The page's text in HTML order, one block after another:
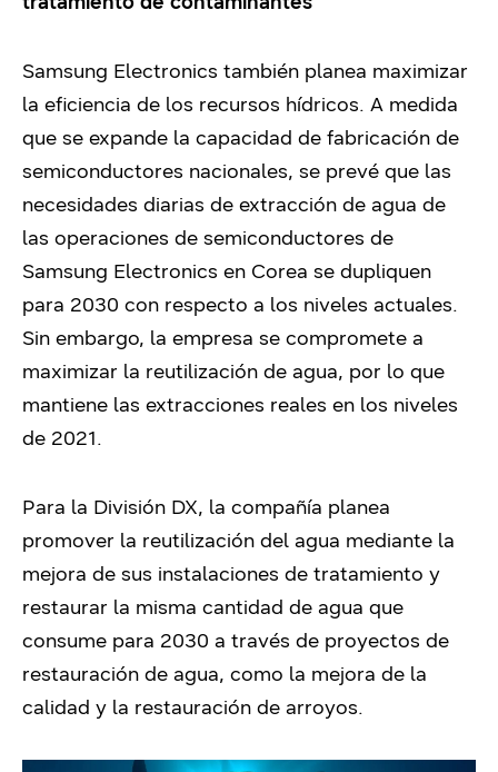
Samsung Electronics también planea maximizar
la eficiencia de los recursos hídricos. A medida
que se expande la capacidad de fabricación de
semiconductores nacionales, se prevé que las
necesidades diarias de extracción de agua de
las operaciones de semiconductores de
Samsung Electronics en Corea se dupliquen
para 2030 con respecto a los niveles actuales.
Sin embargo, la empresa se compromete a
maximizar la reutilización de agua, por lo que
mantiene las extracciones reales en los niveles
de 2021.
Para la División DX, la compañía planea
promover la reutilización del agua mediante la
mejora de sus instalaciones de tratamiento y
restaurar la misma cantidad de agua que
consume para 2030 a través de proyectos de
restauración de agua, como la mejora de la
calidad y la restauración de arroyos.